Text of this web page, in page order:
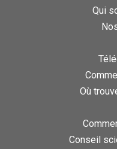
Qui
Où
Conseil